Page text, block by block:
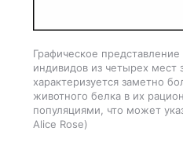
Графическое
индивидов из четырех
характеризуется заметно
животного белка в их
популяциями, что может
Alice Rose